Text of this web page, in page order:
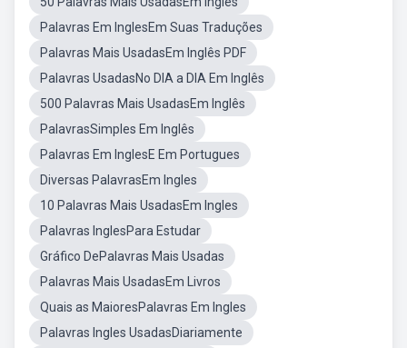
Palavras Em InglesEm Suas Traduções
Palavras Mais UsadasEm Inglês PDF
Palavras UsadasNo DIA a DIA Em Inglês
500 Palavras Mais UsadasEm Inglês
PalavrasSimples Em Inglês
Palavras Em InglesE Em Portugues
Diversas PalavrasEm Ingles
10 Palavras Mais UsadasEm Ingles
Palavras InglesPara Estudar
Gráfico DePalavras Mais Usadas
Palavras Mais UsadasEm Livros
Quais as MaioresPalavras Em Ingles
Palavras Ingles UsadasDiariamente